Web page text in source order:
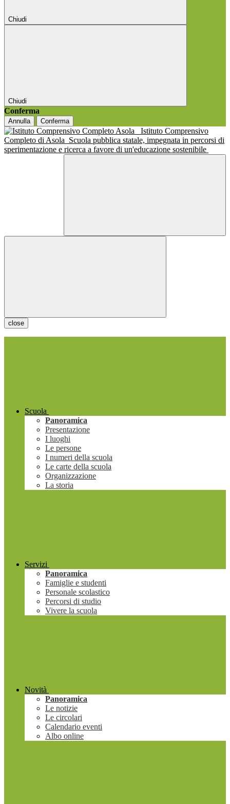
Chiudi
Chiudi
Conferma
Annulla Conferma
Istituto Comprensivo
Completo di Asola Scuola pubblica statale, impegnata in percorsi di
sperimentazione e ricerca a favore di un'educazione sostenibile
close
Scuola
Panoramica
Presentazione
I luoghi
Le persone
I numeri della scuola
Le carte della scuola
Organizzazione
La storia
Servizi
Panoramica
Famiglie e studenti
Personale scolastico
Percorsi di studio
Vivere la scuola
Novità
Panoramica
Le notizie
Le circolari
Calendario eventi
Albo online